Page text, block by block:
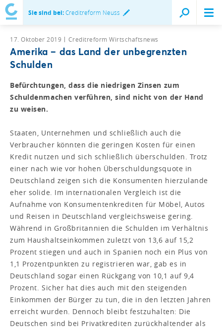
Sie sind bei:Creditreform Neuss
17. Oktober 2019 Creditreform Wirtschaftsnews
Amerika – das Land der unbegrenzten
Schulden
Befürchtungen, dass die niedrigen Zinsen zum
Schuldenmachen verführen, sind nicht von der Hand
zu weisen.
Staaten, Unternehmen und schließlich auch die
Verbraucher könnten die geringen Kosten für einen
Kredit nutzen und sich schließlich überschulden. Trotz
einer nach wie vor hohen Überschuldungsquote in
Deutschland zeigen sich die Konsumenten hierzulande
eher solide. Im internationalen Vergleich ist die
Aufnahme von Konsumentenkrediten für Möbel, Autos
und Reisen in Deutschland vergleichsweise gering.
Während in Großbritannien die Schulden im Verhältnis
zum Haushaltseinkommen zuletzt von 13,6 auf 15,2
Prozent stiegen und auch in Spanien noch ein Plus von
1,1 Prozentpunkten zu registrieren war, gab es in
Deutschland sogar einen Rückgang von 10,1 auf 9,4
Prozent. Sicher hat dies auch mit den steigenden
Einkommen der Bürger zu tun, die in den letzten Jahren
erreicht wurden. Dennoch bleibt festzuhalten: Die
Deutschen sind bei Privatkrediten zurückhaltender als